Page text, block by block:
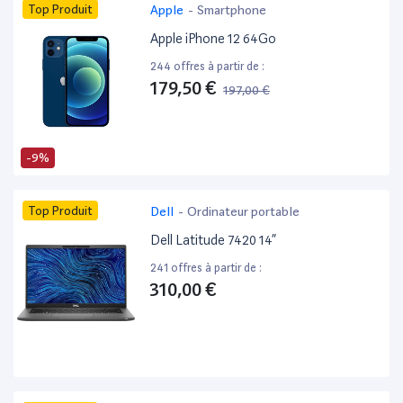
-9%
Top Produit Apple - Smartphone
Apple iPhone 12 64Go
244 offres à partir de :
179,50 € 197,00 €
Top Produit Dell - Ordinateur portable
Dell Latitude 7420 14”
241 offres à partir de :
310,00 €